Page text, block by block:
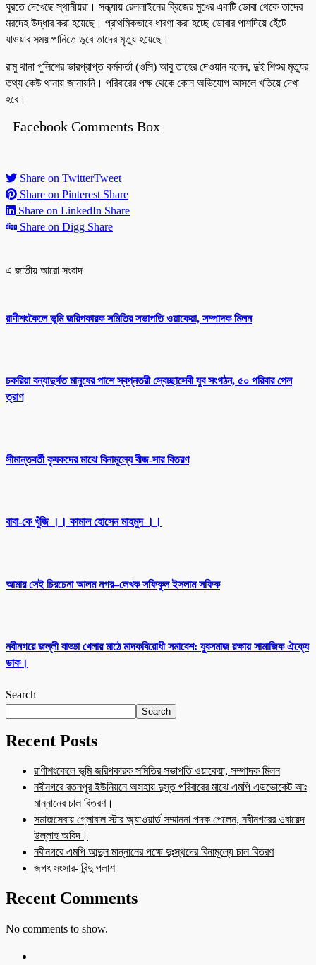
ঘুরতে দেখেছে স্থানীয়রা। সন্ধ্যায় রেললাইনের ব্রিজের মুখের একটি ডোবা থেকে তাদের
মরদেহ উদ্ধার করা হয়েছে। প্রাথমিকভাবে ধারণা করা হচ্ছে ডোবার পাশদিয়ে হেঁটে
যাওয়ার সময় পানিতে ডুবে তাদের মৃত্যু হয়েছে।
রামু থানা পুলিশের ভারপ্রাপ্ত কর্মকর্তা (ওসি) আবু তাহের দেওয়ান বলেন, দুই শিশুর মৃত্যুর
তথ্য কেউ থানায় জানায়নি। পরিবারের পক্ষ থেকে কোন অভিযোগ আসলে খতিয়ে দেখা
হবে।
Facebook Comments Box
Share on TwitterTweet
Share on Pinterest Share
Share on LinkedIn Share
Share on Digg Share
এ জাতীয় আরো সংবাদ
রাণীশংকৈলে ভূমি জরিপকারক সমিতির সভাপতি ওয়াকেয়া, সম্পাদক মিলন
চকরিয়া বন্যাদুর্গত মানুষের পাশে স্বপ্নতরী স্বেচ্ছাসেবী যুব সংগঠন, ৫০ পরিবার পেল
ত্রাণ
সীমান্তবর্তী কৃষকদের মাঝে বিনামূল্যে বীজ-সার বিতরণ
বাবা-কে খুঁজি ।। কামাল হোসেন মাহমুদ ।।
আমার সেই চিরচেনা আলম নগর–লেখক সফিকুল ইসলাম সফিক
নবীনগরে জল্লী বাড্ডা খেলার মাঠে মাদকবিরোধী সমাবেশ: যুবসমাজ রক্ষায় সামাজিক ঐক্যে
ডাক।
Search
Search
Recent Posts
রাণীশংকৈলে ভূমি জরিপকারক সমিতির সভাপতি ওয়াকেয়া, সম্পাদক মিলন
নবীনগরে রতনপুর ইউনিয়নে অসহায় দুস্ত পরিবারের মাঝে এমপি এডভোকেট আঃ
মান্নানের চাল বিতরণ।
সমাজসেবায় গ্লোবাল স্টার অ্যাওয়ার্ড সম্মাননা পদক পেলেন, নবীনগরের ওবায়েদ
উল্লাহ অবিদ।
নবীনগরে এমপি আব্দুল মান্নানের পক্ষে দুঃস্থদের বিনামূল্যে চাল বিতরণ
জগৎ সংসার- বিন্দু পলাশ
Recent Comments
No comments to show.